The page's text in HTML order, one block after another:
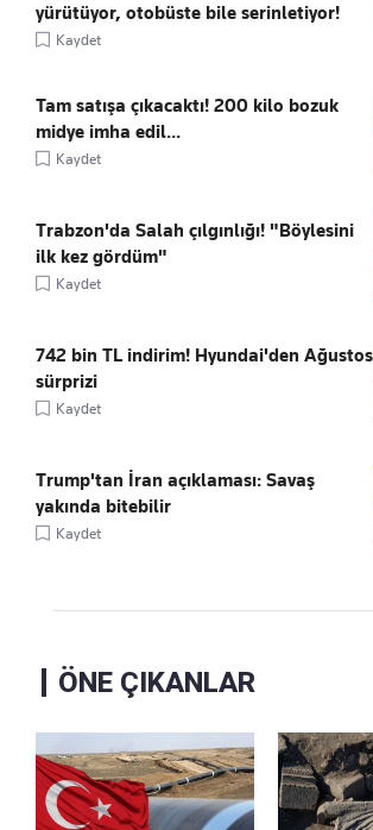
yürütüyor, otobüste bile serinletiyor!
Kaydet
Tam satışa çıkacaktı! 200 kilo bozuk
midye imha edil...
Kaydet
Trabzon'da Salah çılgınlığı! "Böylesini
ilk kez gördüm"
Kaydet
742 bin TL indirim! Hyundai'den Ağustos
sürprizi
Kaydet
Trump'tan İran açıklaması: Savaş
yakında bitebilir
Kaydet
ÖNE ÇIKANLAR